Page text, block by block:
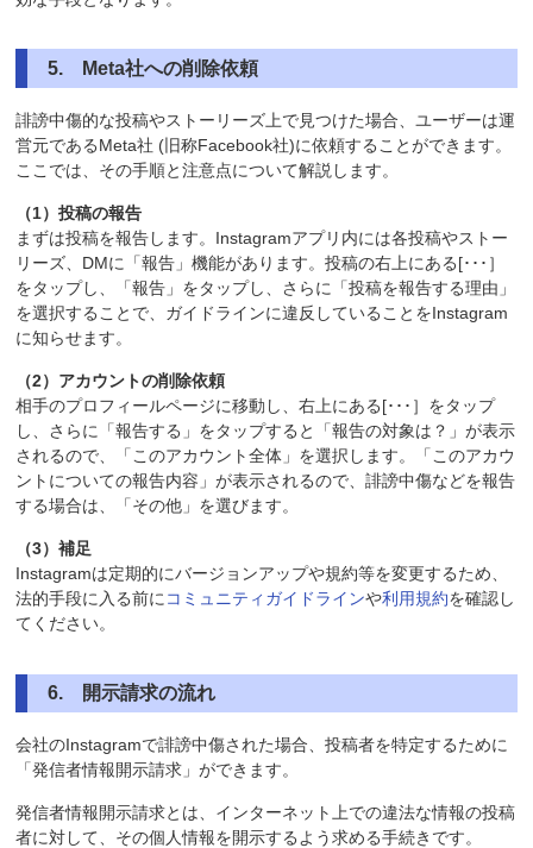
5. Meta社への削除依頼
誹謗中傷的な投稿やストーリーズ上で見つけた場合、ユーザーは運
営元であるMeta社 (旧称Facebook社)に依頼することができます。
ここでは、その手順と注意点について解説します。
（1）投稿の報告
まずは投稿を報告します。Instagramアプリ内には各投稿やストー
リーズ、DMに「報告」機能があります。投稿の右上にある[･･･］
をタップし、「報告」をタップし、さらに「投稿を報告する理由」
を選択することで、ガイドラインに違反していることをInstagram
に知らせます。
（2）アカウントの削除依頼
相手のプロフィールページに移動し、右上にある[･･･］をタップ
し、さらに「報告する」をタップすると「報告の対象は？」が表示
されるので、「このアカウント全体」を選択します。「このアカウ
ントについての報告内容」が表示されるので、誹謗中傷などを報告
する場合は、「その他」を選びます。
（3）補足
Instagramは定期的にバージョンアップや規約等を変更するため、
法的手段に入る前に コミュニティガイドラインや利用規約を確認し
てください。
6. 開示請求の流れ
会社のInstagramで誹謗中傷された場合、投稿者を特定するために
「発信者情報開示請求」ができます。
発信者情報開示請求とは、インターネット上での違法な情報の投稿
者に対して、その個人情報を開示するよう求める手続きです。